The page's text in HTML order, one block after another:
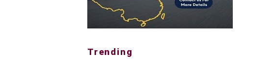
Trending